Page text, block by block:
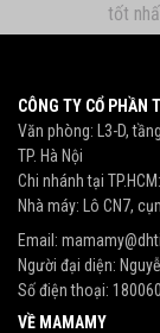
tốt
CÔNG TY CỔ PHẦN
Văn phòng: L3-D,
TP. Hà Nội
Chi nhánh tại
Nhà máy: Lô CN7,
Email:
Người đại diện:
Số điện thoại:
VỀ MAMAMY